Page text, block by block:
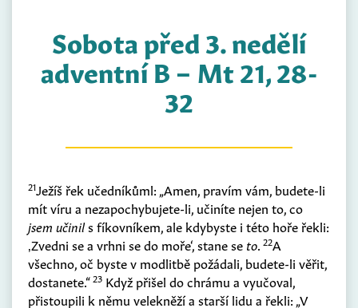
Sobota před 3. nedělí
adventní B – Mt 21, 28-
32
21Ježíš řek učedníkůml: „Amen, pravím vám, budete-li
mít víru a nezapochybujete-li, učiníte nejen to, co
jsem učinils fíkovníkem, ale kdybyste i této hoře řekli:
‚Zvedni se a vrhni se do moře‘, stane se to. 22A
všechno, oč byste v modlitbě požádali, budete-li věřit,
dostanete.“23 Když přišel do chrámu a vyučoval,
přistoupili k němu velekněží a starší lidu a řekli: „V